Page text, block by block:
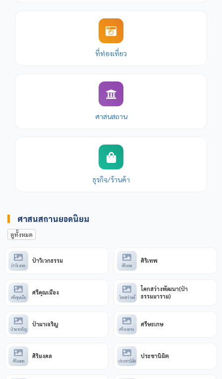
ที่ท่องเที่ยว
ศาสนสถาน
ธุรกิจ/ร้านค้า
ศาสนสถานยอดนิยม
ดูทั้งหมด
ป่าวิเวกธร
ป่าวิเวกธรรม
ศิริเทพ
ศิริเทพ
ศรีคุณเมือ
ศรีคุณเมือง
โคกสว่างพั
โคกสว่างพัฒนา(ป่า
ธรรมมาราม)
ป่าผาเจริญ
ป่าผาเจริญ
ศรีษะเกษ
ศรีษะเกษ
ศิริมงคล
ศิริมงคล
ประชานิมิต
ประชานิมิต